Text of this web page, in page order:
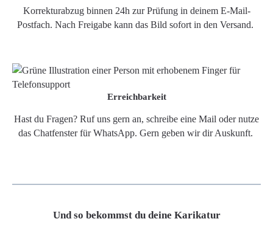
Korrekturabzug binnen 24h zur Prüfung in deinem E-Mail-
Postfach. Nach Freigabe kann das Bild sofort in den Versand.
Erreichbarkeit
Hast du Fragen? Ruf uns gern an, schreibe eine Mail oder nutze
das Chatfenster für WhatsApp. Gern geben wir dir Auskunft.
Und so bekommst du deine Karikatur